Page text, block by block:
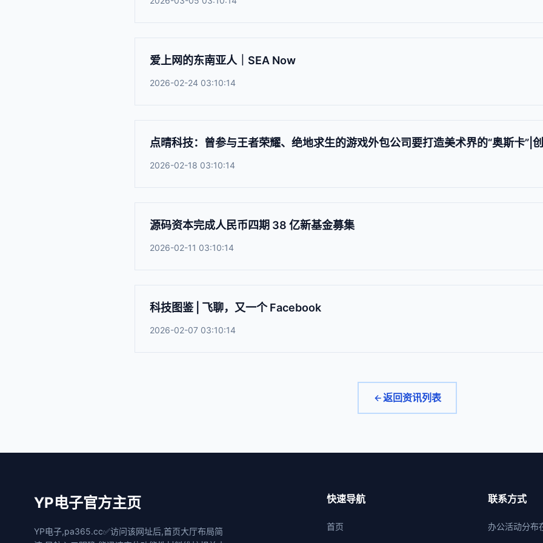
爱上网的东南亚人｜SEA Now
2026-02-24 03:10:14
点晴科技：曾参与王者荣耀、绝地求生的游戏外包公司要打造美术界的“奥斯卡”|
2026-02-18 03:10:14
源码资本完成人民币四期 38 亿新基金募集
2026-02-11 03:10:14
科技图鉴 | 飞聊，又一个 Facebook
2026-02-07 03:10:14
返回资讯列表
YP电子官方主页
YP电子,pa365.cc✅访问该网址后,首页大厅布局简
快速导航
首页
联系方式
办公活动分布